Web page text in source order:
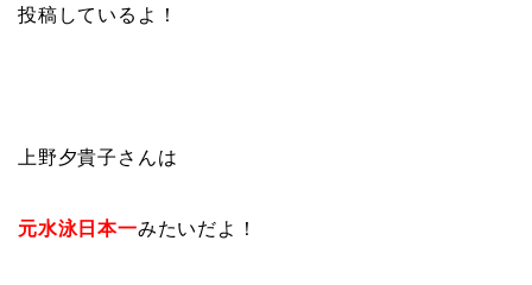
投稿しているよ！
上野夕貴子さんは
元水泳日本一みたいだよ！